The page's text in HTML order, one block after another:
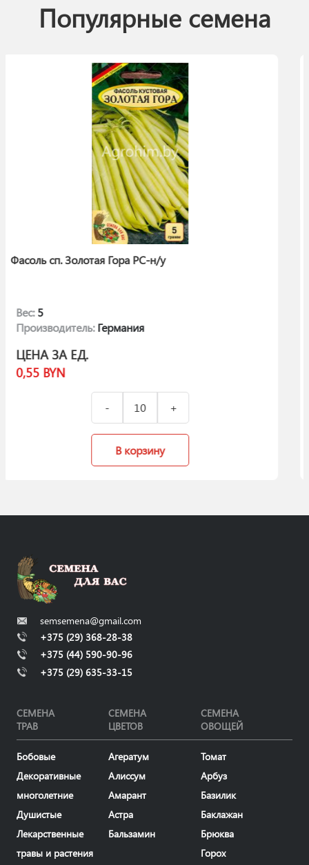
Популярные семена
н/у Огурец Длинный Зеленый
semsemena@gmail.com
+375 (29) 368-28-38
+375 (44) 590-90-96
+375 (29) 635-33-15
СЕМЕНА
ТРАВ
СЕМЕНА
ЦВЕТОВ
СЕМЕНА
ОВОЩЕЙ
Бобовые
Декоративные
многолетние
Душистые
Лекарственные
травы и растения
Агератум
Алиссум
Амарант
Астра
Бальзамин
Томат
Арбуз
Базилик
Баклажан
Брюква
Горох